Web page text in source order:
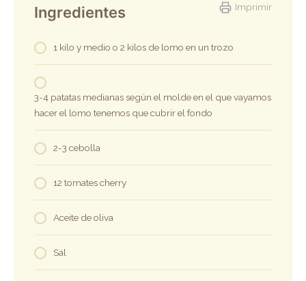
Imprimir
Ingredientes
1 kilo y medio o 2 kilos de lomo en un trozo
3-4 patatas medianas según el molde en el que vayamos
hacer el lomo tenemos que cubrir el fondo
2-3 cebolla
12 tomates cherry
Aceite de oliva
Sal